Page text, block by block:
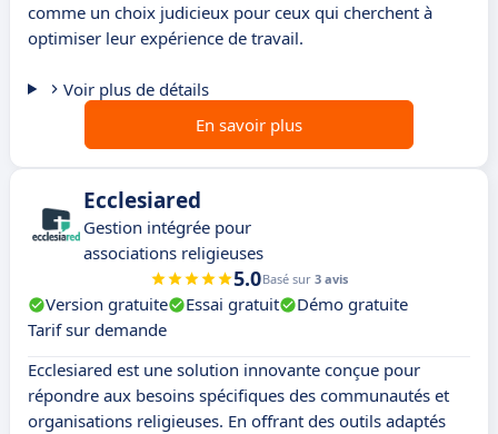
comme un choix judicieux pour ceux qui cherchent à
optimiser leur expérience de travail.
Voir plus de détails
En savoir plus
Ecclesiared
Gestion intégrée pour
associations religieuses
5.0Basé sur 3 avis
Version gratuite Essai gratuit
Démo gratuite
Tarif sur demande
Ecclesiared est une solution innovante conçue pour
répondre aux besoins spécifiques des communautés et
organisations religieuses. En offrant des outils adaptés